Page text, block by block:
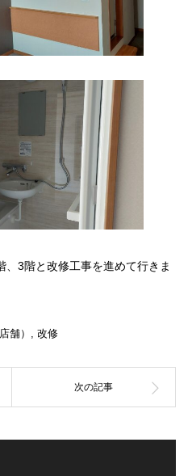
3階と改修工事を進めて行きま
舗） , 改修